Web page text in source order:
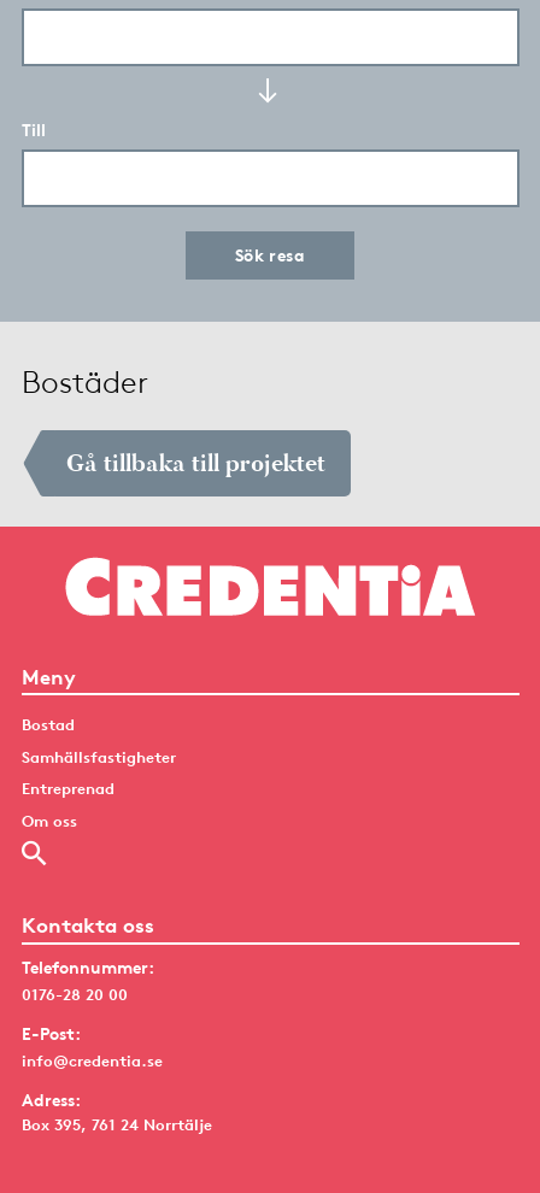
Till
Sök resa
Bostäder
Gå tillbaka till projektet
Meny
Bostad
Samhällsfastigheter
Entreprenad
Om oss
Kontakta oss
Telefonnummer:
0176-28 20 00
E-Post:
info@credentia.se
Adress:
Box 395, 761 24 Norrtälje